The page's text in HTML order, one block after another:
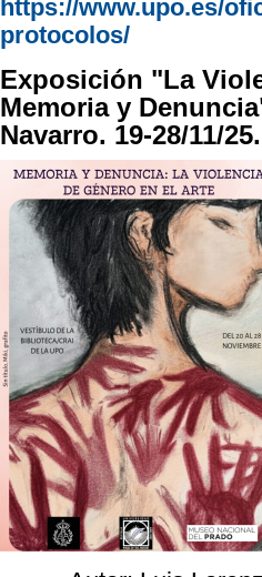
https://www.upo.es/
protocolos/
Exposición "La
Memoria y
Navarro. 19-28/11/25.